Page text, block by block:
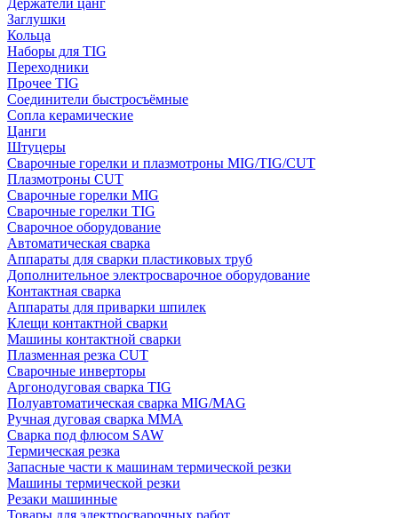
Держатели цанг
Заглушки
Кольца
Наборы для TIG
Переходники
Прочее TIG
Соединители быстросъёмные
Сопла керамические
Цанги
Штуцеры
Сварочные горелки и плазмотроны MIG/TIG/CUT
Плазмотроны CUT
Сварочные горелки MIG
Сварочные горелки TIG
Сварочное оборудование
Автоматическая сварка
Аппараты для сварки пластиковых труб
Дополнительное электросварочное оборудование
Контактная сварка
Аппараты для приварки шпилек
Клещи контактной сварки
Машины контактной сварки
Плазменная резка CUT
Сварочные инверторы
Аргонодуговая сварка TIG
Полуавтоматическая сварка MIG/MAG
Ручная дуговая сварка MMA
Сварка под флюсом SAW
Термическая резка
Запасные части к машинам термической резки
Машины термической резки
Резаки машинные
Товары для электросварочных работ